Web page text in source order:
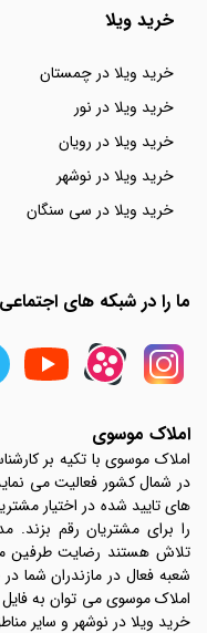
خرید ویلا
خرید ویلا در چمستان
خرید ویلا در نور
خرید ویلا در رویان
خرید ویلا در نوشهر
خرید ویلا در سی سنگان
ما را در شبکه های
املاک موسوی
املاک موسوی با تکیه بر
در شمال کشور فعالیت می
های تایید شده در اختیار
را برای مشتریان رقم بزند.
شعبه فعال در مازندران شما
املاک موسوی می توان به فایل
خرید ویلا در نوشهر و سایر